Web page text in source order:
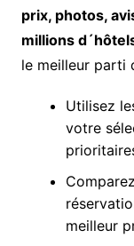
prix, photos,
millions
le meilleur parti
Utilisez
votre
meilleur